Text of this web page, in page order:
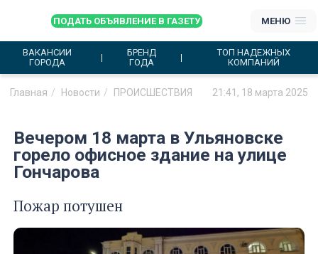
ПОДАТЬ ОБЪЯВЛЕНИЕ В ГАЗЕТУ МЕНЮ
ВАКАНСИИ
ГОРОДА
БРЕНД
ГОДА
ТОП НАДЕЖНЫХ
КОМПАНИЙ
Главная Новости ПРОИСШЕСТВИЯ 21:41, 18 марта 2025
Вечером 18 марта в Ульяновске
горело офисное здание на улице
Гончарова
Пожар потушен